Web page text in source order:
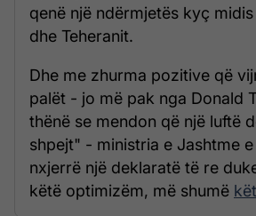
qenë një ndërmjetës kyç
dhe Teheranit.
Dhe me zhurma pozitive që
palët - jo më pak nga Donald
thënë se mendon që një luftë
shpejt" - ministria e Jashtme
nxjerrë një deklaratë të re
këtë optimizëm, më shumë